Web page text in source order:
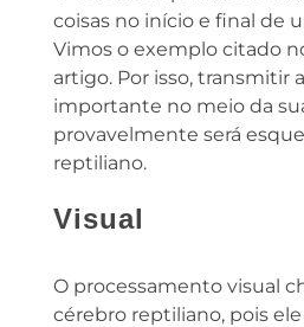
coisas no início e final de
Vimos o exemplo citado
artigo. Por isso, transmitir
importante no meio da
provavelmente será
reptiliano.
Visual
O processamento visual
cérebro reptiliano, pois